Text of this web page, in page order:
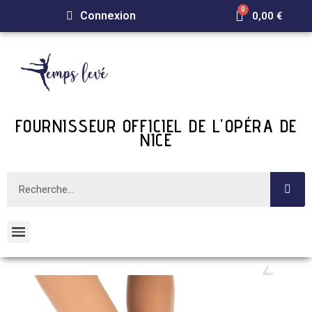
Connexion 0,00 €
FOURNISSEUR OFFICIEL DE L'OPÉRA DE
NICE